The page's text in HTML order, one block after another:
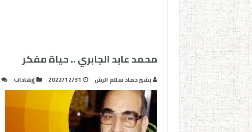
محمد عابد الجابري .. حياة مفكر
بشير حماد سلام الرش 2022/12/31 إرشادات